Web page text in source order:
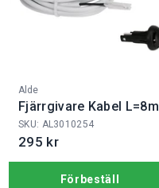
Fabrikat:
Alde
Fjärrgivare Kabel L=8m
SKU: AL3010254
295 kr
Förbeställ